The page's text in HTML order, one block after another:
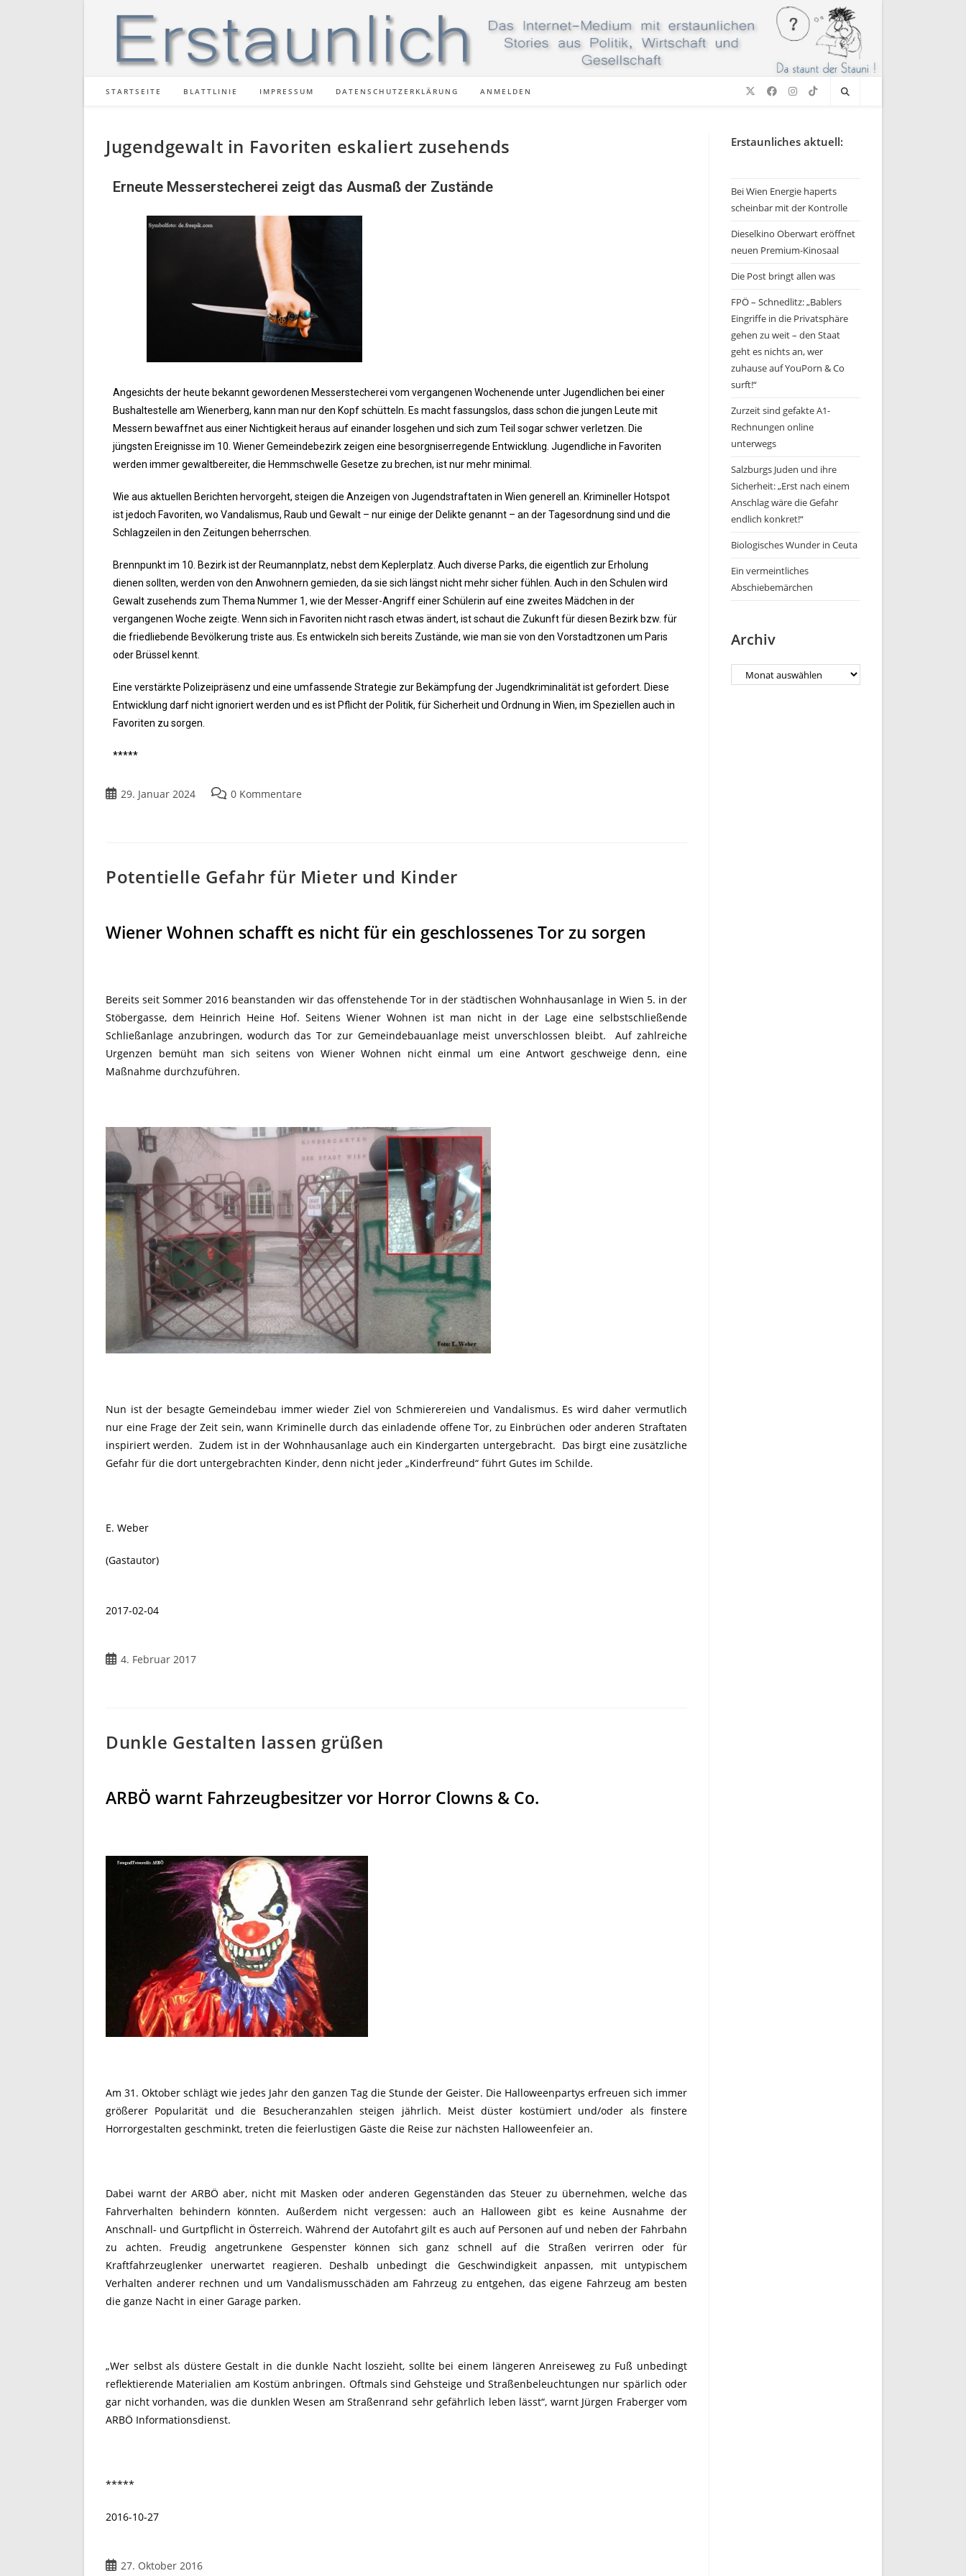
STARTSEITE BLATTLINIE IMPRESSUM DATENSCHUTZERKLÄRUNG ANMELDEN
Jugendgewalt in Favoriten eskaliert zusehends
Erneute Messerstecherei zeigt das Ausmaß der Zustände
Angesichts der heute bekannt gewordenen Messerstecherei vom vergangenen Wochenende unter Jugendlichen bei einer
Bushaltestelle am Wienerberg, kann man nur den Kopf schütteln. Es macht fassungslos, dass schon die jungen Leute mit
Messern bewaffnet aus einer Nichtigkeit heraus auf einander losgehen und sich zum Teil sogar schwer verletzen. Die
jüngsten Ereignisse im 10. Wiener Gemeindebezirk zeigen eine besorgniserregende Entwicklung. Jugendliche in Favoriten
werden immer gewaltbereiter, die Hemmschwelle Gesetze zu brechen, ist nur mehr minimal.
Wie aus aktuellen Berichten hervorgeht, steigen die Anzeigen von Jugendstraftaten in Wien generell an. Krimineller Hotspot
ist jedoch Favoriten, wo Vandalismus, Raub und Gewalt – nur einige der Delikte genannt – an der Tagesordnung sind und die
Schlagzeilen in den Zeitungen beherrschen.
Brennpunkt im 10. Bezirk ist der Reumannplatz, nebst dem Keplerplatz. Auch diverse Parks, die eigentlich zur Erholung
dienen sollten, werden von den Anwohnern gemieden, da sie sich längst nicht mehr sicher fühlen. Auch in den Schulen wird
Gewalt zusehends zum Thema Nummer 1, wie der Messer-Angriff einer Schülerin auf eine zweites Mädchen in der
vergangenen Woche zeigte. Wenn sich in Favoriten nicht rasch etwas ändert, ist schaut die Zukunft für diesen Bezirk bzw. für
die friedliebende Bevölkerung triste aus. Es entwickeln sich bereits Zustände, wie man sie von den Vorstadtzonen um Paris
oder Brüssel kennt.
Eine verstärkte Polizeipräsenz und eine umfassende Strategie zur Bekämpfung der Jugendkriminalität ist gefordert. Diese
Entwicklung darf nicht ignoriert werden und es ist Pflicht der Politik, für Sicherheit und Ordnung in Wien, im Speziellen auch in
Favoriten zu sorgen.
*****
29. Januar 2024 0 Kommentare
Potentielle Gefahr für Mieter und Kinder
Wiener Wohnen schafft es nicht für ein geschlossenes Tor zu sorgen
Bereits seit Sommer 2016 beanstanden wir das offenstehende Tor in der städtischen Wohnhausanlage in Wien 5. in der
Stöbergasse, dem Heinrich Heine Hof. Seitens Wiener Wohnen ist man nicht in der Lage eine selbstschließende
Schließanlage anzubringen, wodurch das Tor zur Gemeindebauanlage meist unverschlossen bleibt. Auf zahlreiche
Urgenzen bemüht man sich seitens von Wiener Wohnen nicht einmal um eine Antwort geschweige denn, eine
Maßnahme durchzuführen.
Nun ist der besagte Gemeindebau immer wieder Ziel von Schmierereien und Vandalismus. Es wird daher vermutlich
nur eine Frage der Zeit sein, wann Kriminelle durch das einladende offene Tor, zu Einbrüchen oder anderen Straftaten
inspiriert werden. Zudem ist in der Wohnhausanlage auch ein Kindergarten untergebracht. Das birgt eine zusätzliche
Gefahr für die dort untergebrachten Kinder, denn nicht jeder „Kinderfreund“ führt Gutes im Schilde.
E. Weber
(Gastautor)
2017-02-04
4. Februar 2017
Dunkle Gestalten lassen grüßen
ARBÖ warnt Fahrzeugbesitzer vor Horror Clowns & Co.
Am 31. Oktober schlägt wie jedes Jahr den ganzen Tag die Stunde der Geister. Die Halloweenpartys erfreuen sich immer
größerer Popularität und die Besucheranzahlen steigen jährlich. Meist düster kostümiert und/oder als finstere
Horrorgestalten geschminkt, treten die feierlustigen Gäste die Reise zur nächsten Halloweenfeier an.
Dabei warnt der ARBÖ aber, nicht mit Masken oder anderen Gegenständen das Steuer zu übernehmen, welche das
Fahrverhalten behindern könnten. Außerdem nicht vergessen: auch an Halloween gibt es keine Ausnahme der
Anschnall- und Gurtpflicht in Österreich. Während der Autofahrt gilt es auch auf Personen auf und neben der Fahrbahn
zu achten. Freudig angetrunkene Gespenster können sich ganz schnell auf die Straßen verirren oder für
Kraftfahrzeuglenker unerwartet reagieren. Deshalb unbedingt die Geschwindigkeit anpassen, mit untypischem
Verhalten anderer rechnen und um Vandalismusschäden am Fahrzeug zu entgehen, das eigene Fahrzeug am besten
die ganze Nacht in einer Garage parken.
„Wer selbst als düstere Gestalt in die dunkle Nacht loszieht, sollte bei einem längeren Anreiseweg zu Fuß unbedingt
reflektierende Materialien am Kostüm anbringen. Oftmals sind Gehsteige und Straßenbeleuchtungen nur spärlich oder
gar nicht vorhanden, was die dunklen Wesen am Straßenrand sehr gefährlich leben lässt“, warnt Jürgen Fraberger vom
ARBÖ Informationsdienst.
*****
2016-10-27
27. Oktober 2016
Erstaunliches aktuell:
Bei Wien Energie haperts
scheinbar mit der Kontrolle
Dieselkino Oberwart eröffnet
neuen Premium-Kinosaal
Die Post bringt allen was
FPÖ – Schnedlitz: „Bablers
Eingriffe in die Privatsphäre
gehen zu weit – den Staat
geht es nichts an, wer
zuhause auf YouPorn & Co
surft!“
Zurzeit sind gefakte A1-
Rechnungen online
unterwegs
Salzburgs Juden und ihre
Sicherheit: „Erst nach einem
Anschlag wäre die Gefahr
endlich konkret!“
Biologisches Wunder in Ceuta
Ein vermeintliches
Abschiebemärchen
Archiv